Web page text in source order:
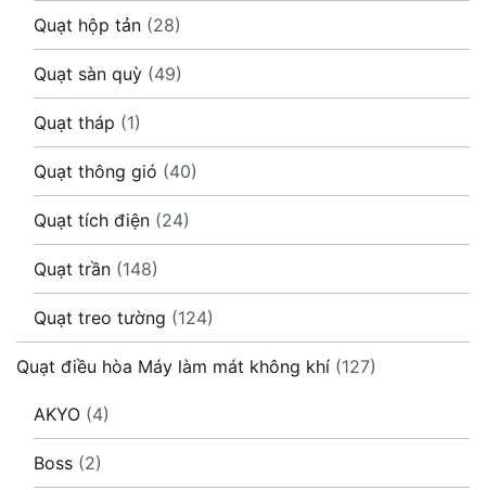
Quạt hộp tản (28)
Quạt sàn quỳ (49)
Quạt tháp (1)
Quạt thông gió (40)
Quạt tích điện (24)
Quạt trần (148)
Quạt treo tường (124)
Quạt điều hòa Máy làm mát không khí (127)
AKYO (4)
Boss (2)